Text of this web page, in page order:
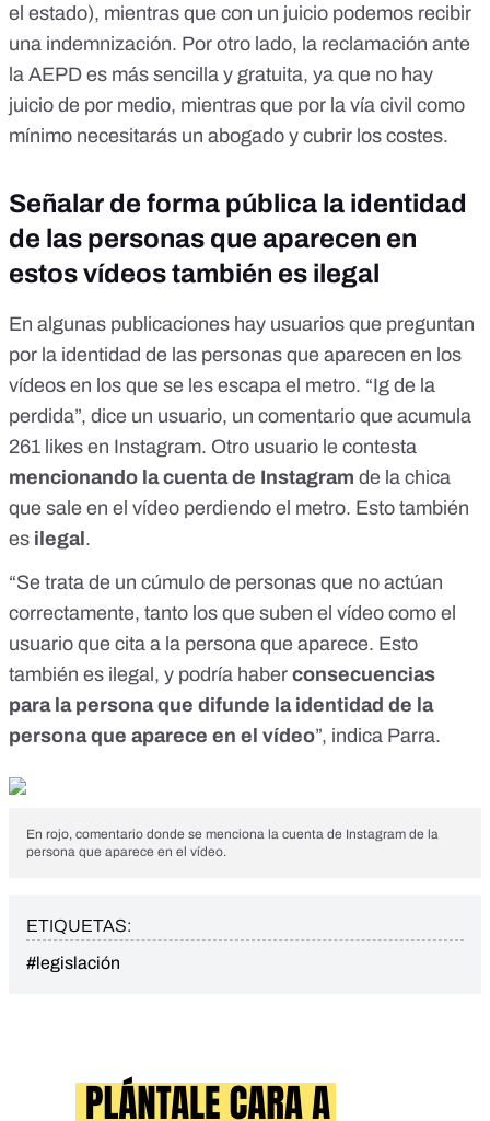
el estado), mientras que con un juicio podemos recibir
una indemnización. Por otro lado, la reclamación ante
la AEPD es más sencilla y gratuita, ya que no hay
juicio de por medio, mientras que por la vía civil como
mínimo necesitarás un abogado y cubrir los costes.
Señalar de forma pública la identidad
de las personas que aparecen en
estos vídeos también es ilegal
En algunas publicaciones hay usuarios que preguntan
por la identidad de las personas que aparecen en los
vídeos en los que se les escapa el metro. “Ig de la
perdida”, dice un usuario, un comentario que acumula
261 likes en Instagram. Otro usuario le contesta
mencionando la cuenta de Instagram de la chica
que sale en el vídeo perdiendo el metro. Esto también
es ilegal .
“Se trata de un cúmulo de personas que no actúan
correctamente, tanto los que suben el vídeo como el
usuario que cita a la persona que aparece. Esto
también es ilegal, y podría haber consecuencias
para la persona que difunde la identidad de la
persona que aparece en el vídeo”, indica Parra.
En rojo, comentario donde se menciona la cuenta de Instagram de la
persona que aparece en el vídeo.
ETIQUETAS:
#legislación